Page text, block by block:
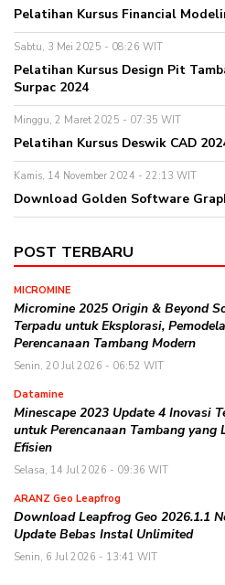
Pelatihan Kursus Financial
Sabtu, 3 Mei 2025 - 08:26 WIT
Pelatihan Kursus Design Pit
Surpac 2024
Minggu, 2 Maret 2025 - 07:35 WIT
Pelatihan Kursus Deswik CAD
Kamis, 14 November 2024 - 22:13 WIT
Download Golden Software
POST TERBARU
MICROMINE
Micromine 2025 Origin & Beyond
Terpadu untuk Eksplorasi,
Perencanaan Tambang Modern
Senin, 20 Jul 2026 - 06:52 WIT
Datamine
Minescape 2023 Update 4 Inovasi
untuk Perencanaan Tambang yang
Efisien
Selasa, 14 Jul 2026 - 09:36 WIT
ARANZ Geo Leapfrog
Download Leapfrog Geo 2026.1.1
Update Bebas Instal Unlimited
Senin, 6 Jul 2026 - 13:41 WIT